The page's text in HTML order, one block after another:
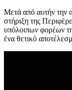
Μετά από αυτήν την
στήριξη της
υπόλοιπων φορέων
ένα θετικό